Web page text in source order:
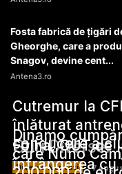
Fosta fabrică de țigări
Gheorghe, care a
Snagov, devine cent...
Antena3.ro
Stiri Diverse:
Cutremur la
înlăturat
conducere a
Diverse Noutati 7
Dinamo
care Nuno
Folha, OUT de
înfrângerea cu